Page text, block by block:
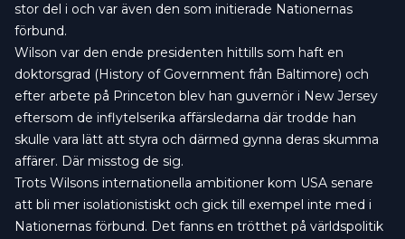
stor del i och var även den som initierade Nationernas
förbund.
Wilson var den ende presidenten hittills som haft en
doktorsgrad (History of Government från Baltimore) och
efter arbete på Princeton blev han guvernör i New Jersey
eftersom de inflytelserika affärsledarna där trodde han
skulle vara lätt att styra och därmed gynna deras skumma
affärer. Där misstog de sig.
Trots Wilsons internationella ambitioner kom USA senare
att bli mer isolationistiskt och gick till exempel inte med i
Nationernas förbund. Det fanns en trötthet på världspolitik